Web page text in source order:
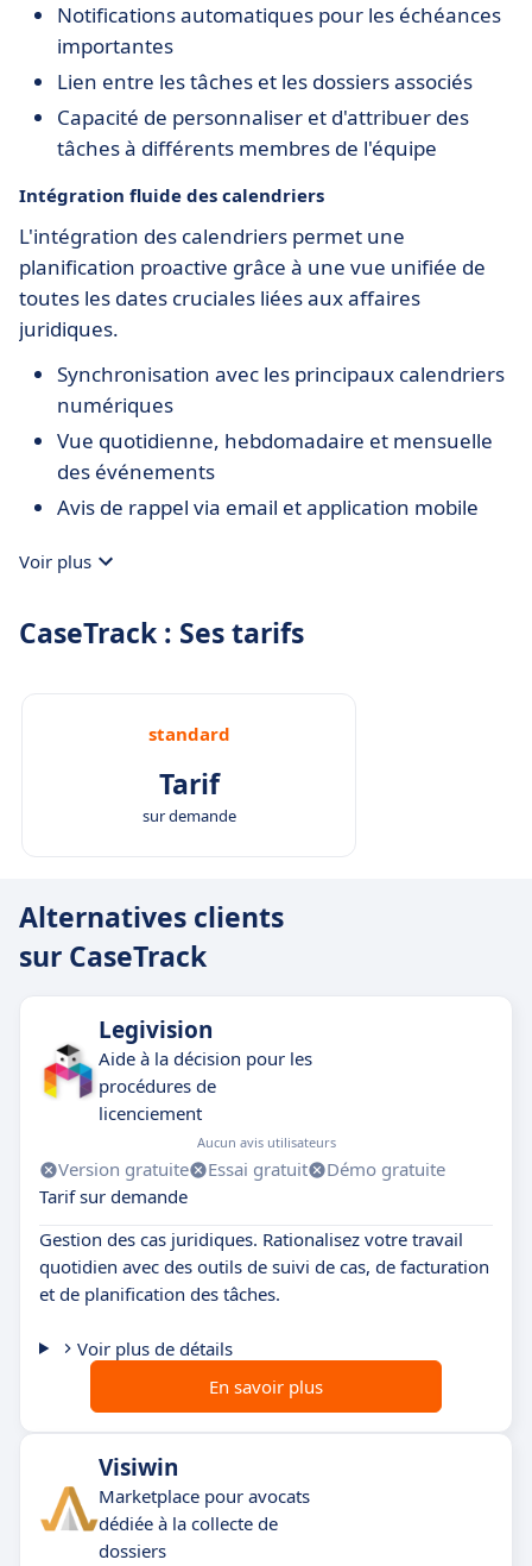
Notifications automatiques pour les échéances
importantes
Lien entre les tâches et les dossiers associés
Capacité de personnaliser et d'attribuer des
tâches à différents membres de l'équipe
Intégration fluide des calendriers
L'intégration des calendriers permet une
planification proactive grâce à une vue unifiée de
toutes les dates cruciales liées aux affaires
juridiques.
Synchronisation avec les principaux calendriers
numériques
Vue quotidienne, hebdomadaire et mensuelle
des événements
Avis de rappel via email et application mobile
Voir plus
CaseTrack : Ses tarifs
standard
Tarif
sur demande
Alternatives clients
sur CaseTrack
Legivision
Aide à la décision pour les
procédures de
licenciement
Aucun avis utilisateurs
Version gratuite Essai gratuit
Démo gratuite
Tarif sur demande
Gestion des cas juridiques. Rationalisez votre travail
quotidien avec des outils de suivi de cas, de facturation
et de planification des tâches.
Voir plus de détails
En savoir plus
Visiwin
Marketplace pour avocats
dédiée à la collecte de
dossiers